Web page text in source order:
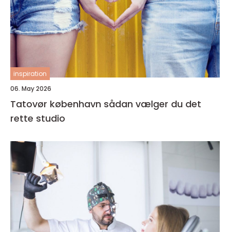
inspiration
06. May 2026
Tatovør københavn sådan vælger du det
rette studio